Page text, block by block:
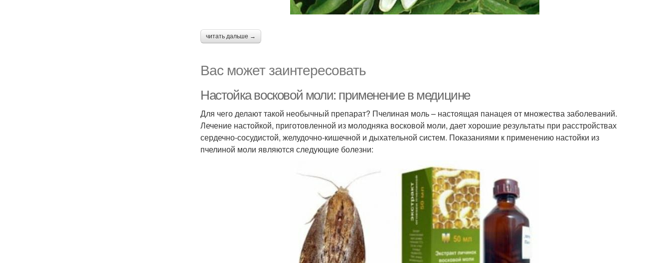
читать дальше →
Вас может заинтересовать
Настойка восковой моли: применение в медицине
Для чего делают такой необычный препарат? Пчелиная моль – настоящая панацея от множества заболеваний.
Лечение настойкой, приготовленной из молодняка восковой моли, дает хорошие результаты при расстройствах
сердечно-сосудистой, желудочно-кишечной и дыхательной систем. Показаниями к применению настойки из
пчелиной моли являются следующие болезни: